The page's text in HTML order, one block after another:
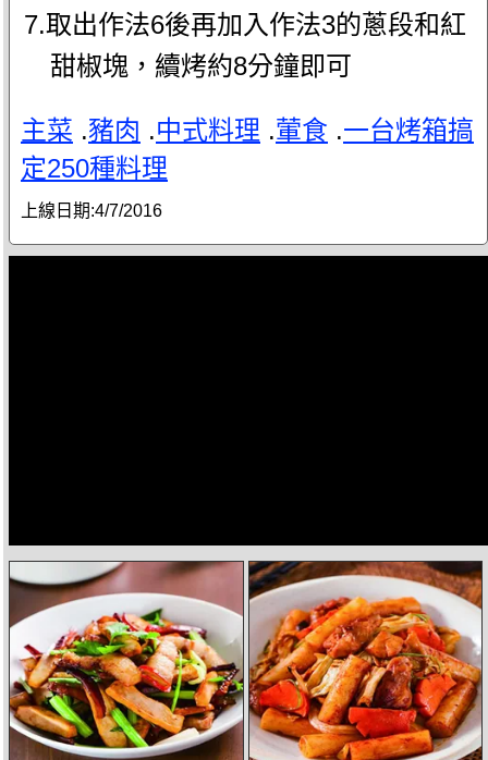
7.取出作法6後再加入作法3的蔥段和紅
甜椒塊，續烤約8分鐘即可
主菜 .豬肉 .中式料理 .葷食 .一台烤箱搞
定250種料理
上線日期:4/7/2016